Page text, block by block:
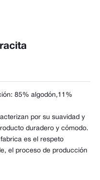
85% algodón,11%
por su suavidad y
duradero y cómodo.
es el respeto
el proceso de producción